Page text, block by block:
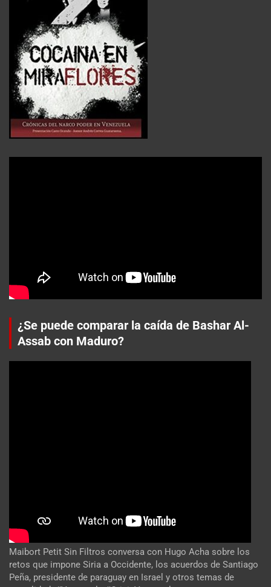
¿Se puede comparar la caída de Bashar Al-
Assab con Maduro?
Maibort Petit Sin Filtros conversa con Hugo Acha sobre los
retos que impone Siria a Occidente, los acuerdos de Santiago
Peña, presidente de paraguay en Israel y otros temas de